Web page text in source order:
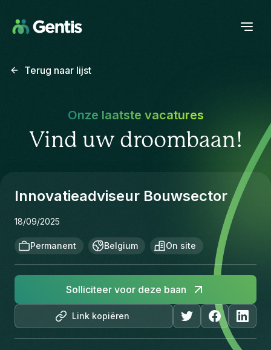
Terug naar lijst
Onze laatste vacatures
Vind uw droombaan!
Innovatieadviseur Bouwsector
18/09/2025
Permanent Belgium On site
Link kopiëren
Solliciteer voor deze baan